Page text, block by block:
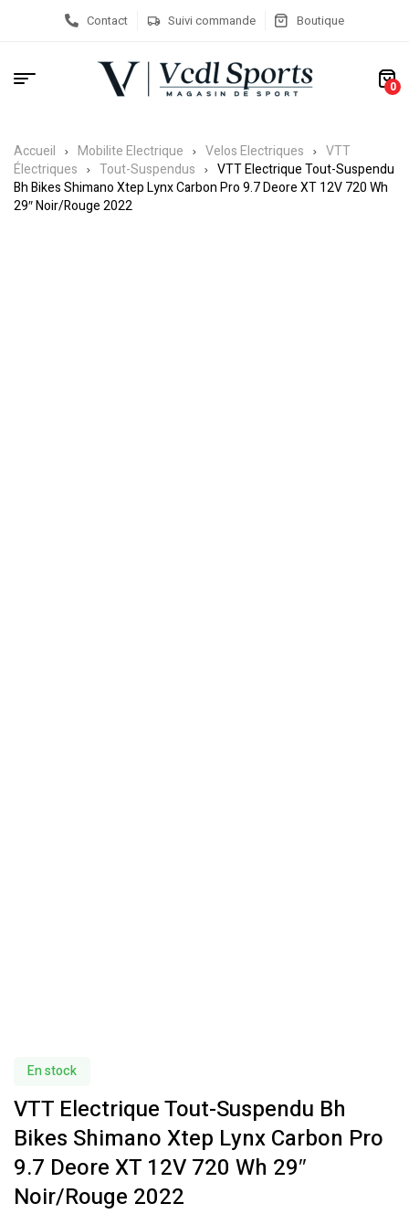
Contact Suivi commande Boutique
0
Accueil Mobilite Electrique Velos Electriques
VTT
Électriques
Tout-Suspendus
VTT Electrique Tout-Suspendu
Bh Bikes Shimano Xtep Lynx Carbon Pro 9.7 Deore XT 12V 720 Wh
29″ Noir/Rouge 2022
En stock
VTT Electrique Tout-Suspendu Bh
Bikes Shimano Xtep Lynx Carbon Pro
9.7 Deore XT 12V 720 Wh 29″
Noir/Rouge 2022